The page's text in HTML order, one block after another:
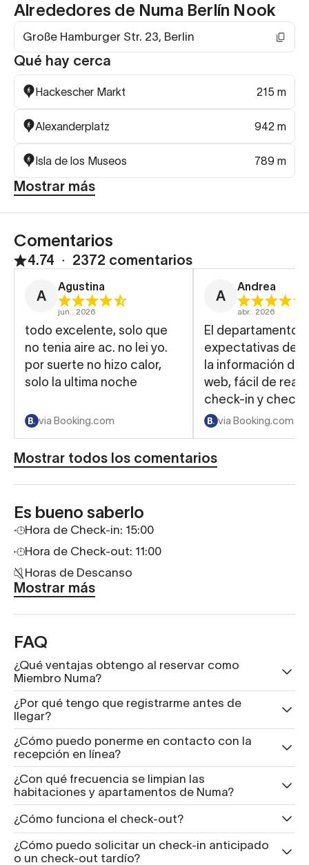
Alrededores de Numa Berlín Nook
Große Hamburger Str. 23, Berlin
Qué hay cerca
Hackescher Markt 215 m
Alexanderplatz 942 m
Isla de los Museos 789 m
Mostrar más
Comentarios
4.74 ∙ 2372 comentarios
A
Agustina
jun.. 2026
todo excelente, solo que
no tenia aire ac. no lei yo.
por suerte no hizo calor,
solo la ultima noche
via Booking.com
A
Andrea
abr.. 2026
El departamento
expectativas de
la información de
web, fácil de
check-in y
Buena ubicación.
via Booking.com
Mostrar todos los comentarios
Es bueno saberlo
Hora de Check-in: 15:00
Hora de Check-out: 11:00
Horas de Descanso
Mostrar más
FAQ
¿Qué ventajas obtengo al reservar como
Miembro Numa?
¿Por qué tengo que registrarme antes de
llegar?
¿Cómo puedo ponerme en contacto con la
recepción en línea?
¿Con qué frecuencia se limpian las
habitaciones y apartamentos de Numa?
¿Cómo funciona el check-out?
¿Cómo puedo solicitar un check-in anticipado
o un check-out tardío?